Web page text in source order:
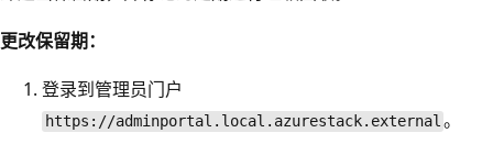
更改保留期：
登录到管理员门户
https://adminportal.local.azurestack.external 。